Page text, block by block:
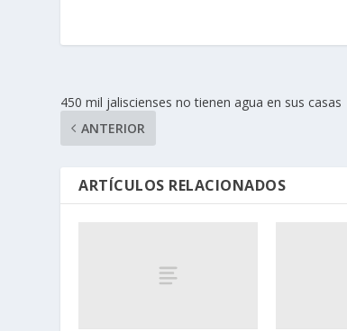
450 mil jaliscienses no tienen agua en sus casas
ANTERIOR
ARTÍCULOS RELACIONADOS